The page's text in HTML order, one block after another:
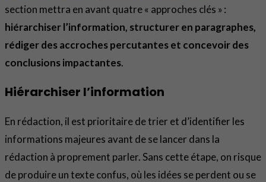
section mettra en avant quatre « approches clés » :
hiérarchiser l’information, structurer en paragraphes,
rédiger des accroches percutantes et concevoir des
conclusions impactantes.
Hiérarchiser l’information
En rédaction, il est prioritaire de trier et d’identifier les
informations majeures avant de se lancer dans la
rédaction à proprement parler. Sans cette étape, on risque
de produire un texte confus, où les idées se perdent ou se